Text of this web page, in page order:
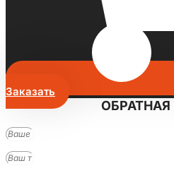
Заказать
ОБРАТНАЯ